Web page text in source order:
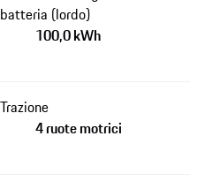
batteria (lordo)
100,0 kWh
Trazione
4 ruote motrici